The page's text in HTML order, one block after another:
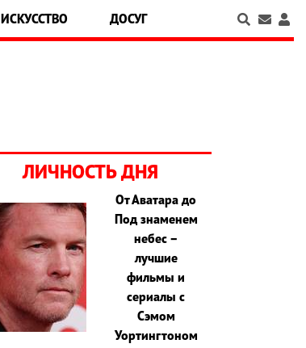
ИСКУССТВО ДОСУГ
ЛИЧНОСТЬ ДНЯ
От Аватара до
Под знаменем
небес –
лучшие
фильмы и
сериалы с
Сэмом
Уортингтоном